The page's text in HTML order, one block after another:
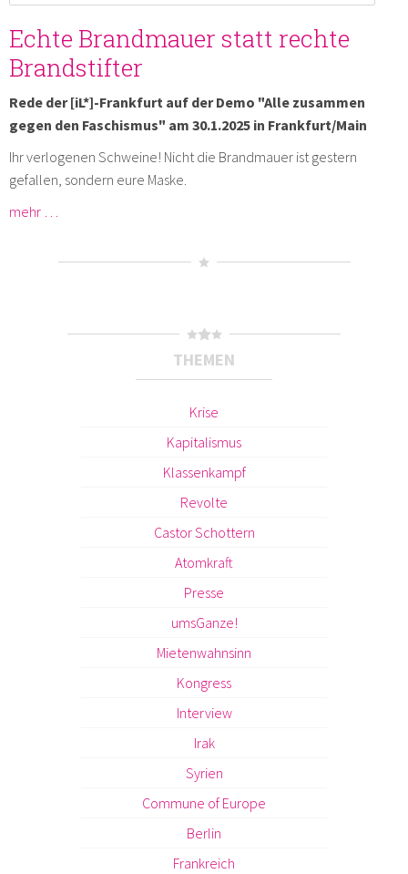
Echte Brandmauer statt rechte
Brandstifter
Rede der [iL*]-Frankfurt auf der Demo "Alle zusammen
gegen den Faschismus" am 30.1.2025 in Frankfurt/Main
Ihr verlogenen Schweine! Nicht die Brandmauer ist gestern
gefallen, sondern eure Maske.
mehr …
THEMEN
Krise
Kapitalismus
Klassenkampf
Revolte
Castor Schottern
Atomkraft
Presse
umsGanze!
Mietenwahnsinn
Kongress
Interview
Irak
Syrien
Commune of Europe
Berlin
Frankreich